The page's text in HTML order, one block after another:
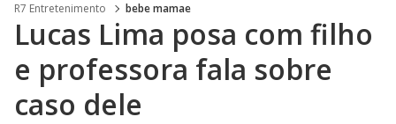
R7 Entretenimento bebe mamae
Lucas Lima posa com filho
e professora fala sobre
caso dele